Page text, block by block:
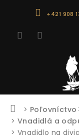
+421 908
Domov
Poľovníctvo
Vnadidlá a
Vnadidlo na